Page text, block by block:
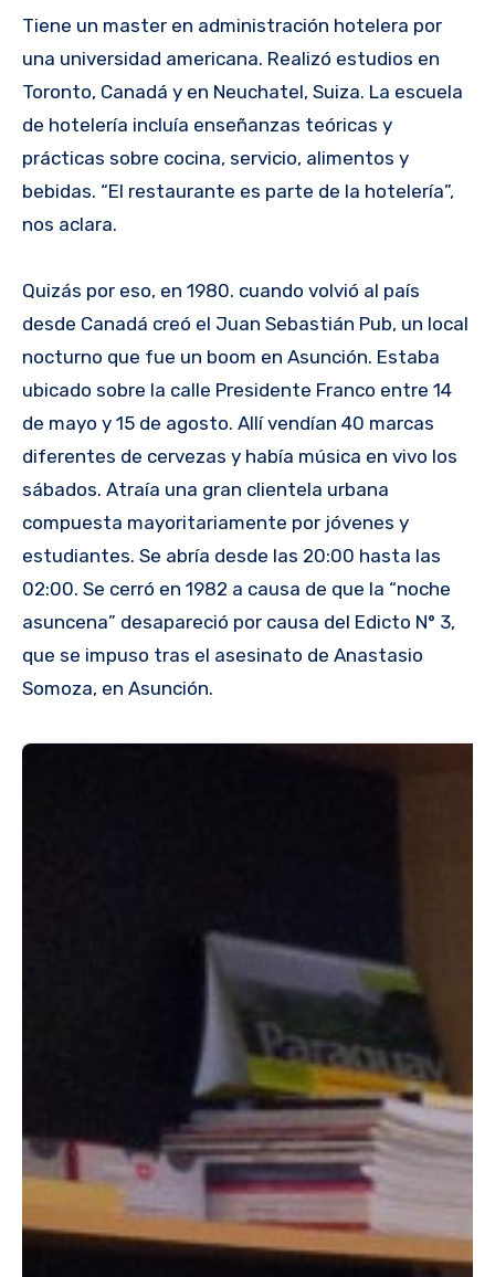
Tiene un master en administración hotelera por
una universidad americana. Realizó estudios en
Toronto, Canadá y en Neuchatel, Suiza. La escuela
de hotelería incluía enseñanzas teóricas y
prácticas sobre cocina, servicio, alimentos y
bebidas. “El restaurante es parte de la hotelería”,
nos aclara.
Quizás por eso, en 1980. cuando volvió al país
desde Canadá creó el Juan Sebastián Pub, un local
nocturno que fue un boom en Asunción. Estaba
ubicado sobre la calle Presidente Franco entre 14
de mayo y 15 de agosto. Allí vendían 40 marcas
diferentes de cervezas y había música en vivo los
sábados. Atraía una gran clientela urbana
compuesta mayoritariamente por jóvenes y
estudiantes. Se abría desde las 20:00 hasta las
02:00. Se cerró en 1982 a causa de que la “noche
asuncena” desapareció por causa del Edicto N° 3,
que se impuso tras el asesinato de Anastasio
Somoza, en Asunción.